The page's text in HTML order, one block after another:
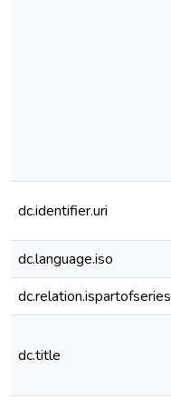
dc.identifier.uri
dc.language.iso
dc.relation.ispartofseries
dc.title